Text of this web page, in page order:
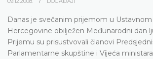
Danas je svečanim prijemom u
Hercegovine obilježen Međunarodni dan
Prijemu su prisustvovali članovi
Parlamentarne skupštine i Vijeća